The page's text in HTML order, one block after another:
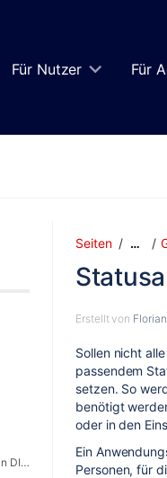
Für Nutzer Für
Automatische Alarmierung in DIVERA 24/7
Seiten …
Erstellt von
Sollen nicht
passendem
setzen. So
benötigt
oder in den
Ein
Personen, für